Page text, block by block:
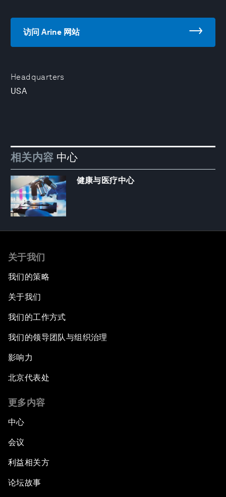
Headquarters
USA
访问 Arine 网站
相关内容 中心
健康与医疗中心
关于我们
我们的策略
关于我们
我们的工作方式
我们的领导团队与组织治理
影响力
北京代表处
更多内容
中心
会议
利益相关方
论坛故事